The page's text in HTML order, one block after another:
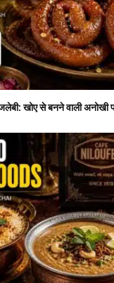
खोए से बनने वाली अनोखी